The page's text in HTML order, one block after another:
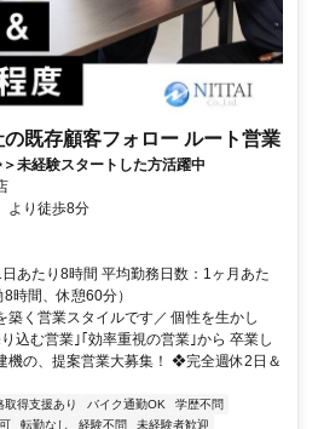
既存顧客フォロー ルート営業
未経験スタートした方活躍中
より徒歩8分
あたり8時間 平均勤務日数：1ヶ月あた
時間、休憩60分）
築く営業スタイルです／ 個性を生かし
込む営業｣｢効率重視の営業｣から 卒業し
機の、提案営業大募集！ ❖完全週休2日＆
取得支援あり バイク通勤OK
学歴不問
転勤なし 経験不問
未経験者歓迎